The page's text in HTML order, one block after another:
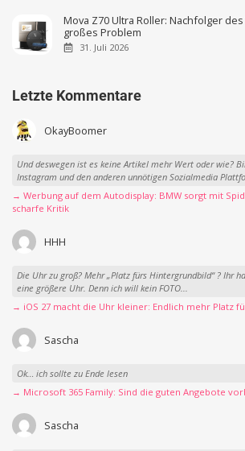
Mova Z70 Ultra Roller: Nachfolger
großes Problem
31. Juli 2026
Letzte Kommentare
OkayBoomer
Und deswegen ist es keine Artikel mehr Wert oder wie?
Instagram und den anderen unnötigen Sozialmedia
→ Werbung auf dem Autodisplay: BMW sorgt mit
scharfe Kritik
HHH
Die Uhr zu groß? Mehr „Platz fürs Hintergrundbild“ ? Ihr
eine größere Uhr. Denn ich will kein FOTO...
→ iOS 27 macht die Uhr kleiner: Endlich mehr Platz
Sascha
Ok… ich sollte zu Ende lesen
→ Microsoft 365 Family: Sind die guten Angebote
Sascha